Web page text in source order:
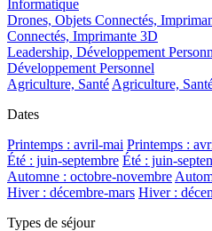
Informatique
Drones, Objets Connectés,
Connectés, Imprimante 3D
Leadership, Développement
Développement Personnel
Agriculture, Santé Agriculture,
Dates
Printemps : avril-mai Printemps :
Été : juin-septembre Été : juin-
Automne : octobre-novembre
Hiver : décembre-mars Hiver :
Types de séjour